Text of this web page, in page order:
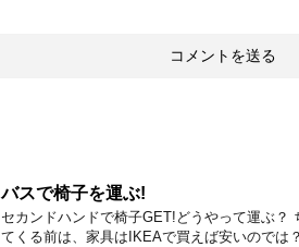
バスで椅子を運ぶ!
セカンドハンドで椅子GET!どうやって運ぶ？
てくる前は、家具はIKEAで買えば安いのでは